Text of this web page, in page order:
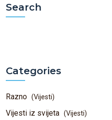
Search
Categories
Razno (Vijesti)
Vijesti iz svijeta (Vijesti)